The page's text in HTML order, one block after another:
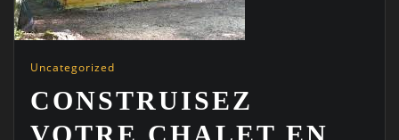
Uncategorized
CONSTRUISEZ